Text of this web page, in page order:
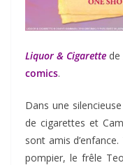
Liquor & Cigarette de
comics.
Dans une
de cigarettes et
sont amis
pompier, le frêle